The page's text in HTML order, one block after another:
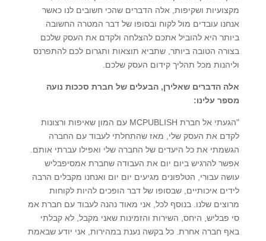
מקצועיות ושקיפות, אלה הדברים שהכי חשובים לנו כאשר
אנחנו עובדים מול לקוח ובסופו של דבר המטרה החשובה
ביותר היא להוביל אתכם להצלחה ולקדם את העסק שלכם
בצורה הטובה ביותר, שתביא תוצאות ותגרום לכם להתפרנס
וליהנות מכל תהליך קידום העסק שלכם.
אלה הדברים שאלירן, הבעלים של חברת סככות נועה
מספר עלינו:
"הגעתי אל חברת MCPUBLISH עם המון שאיפות ורצונות
לקדם את העסק שלי, מאז שהתחלתי לעבוד עם החברה
הגשמתי את כל היעדים של החברה שלי ואפילו עברתי אותם.
אפשר להרגיש ביום יום את העבודה שחברת אמסיפבליש
עושה עבורי, הטלפונים מגיעים יום יום ואנחנו מקבלים הרבה
לידים איכותיים, שבסופו של דבר הופכים להיות לקוחות
מרוצים שלנו. בנוסף לכל, אני מאוד נהנה לעבוד עם חברת אמ
סי פבליש, היחס, השירות והזמינות שאני מקבל, לא קבלתי
באף חברה אחרת. כל בקשה נענת במהירות, אני יודע שבאמת